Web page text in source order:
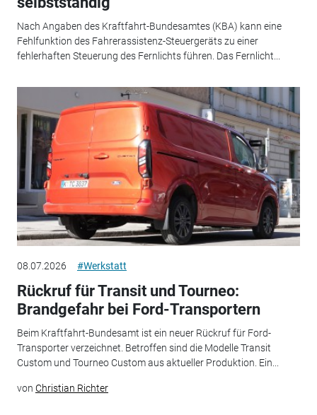
Nach Angaben des Kraftfahrt-Bundesamtes (KBA) kann eine
Fehlfunktion des Fahrerassistenz-Steuergeräts zu einer
fehlerhaften Steuerung des Fernlichts führen. Das Fernlicht...
08.07.2026 #Werkstatt
Rückruf für Transit und Tourneo:
Brandgefahr bei Ford-Transportern
Beim Kraftfahrt-Bundesamt ist ein neuer Rückruf für Ford-
Transporter verzeichnet. Betroffen sind die Modelle Transit
Custom und Tourneo Custom aus aktueller Produktion. Ein...
von Christian Richter